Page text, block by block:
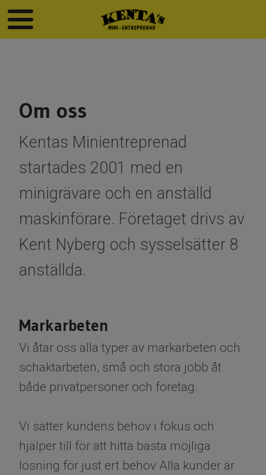
Om oss
Kentas Minientreprenad
startades 2001 med en
minigrävare och en anställd
maskinförare. Företaget drivs av
Kent Nyberg och sysselsätter 8
anställda.
Markarbeten
Vi åtar oss alla typer av markarbeten och
schaktarbeten, små och stora jobb åt
både privatpersoner och företag.
Vi sätter kundens behov i fokus och
hjälper till för att hitta bästa möjliga
lösning för just ert behov Alla kunder är